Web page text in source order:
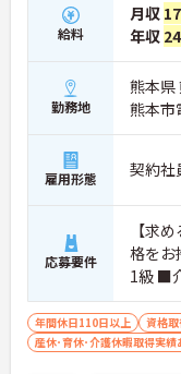
給料
月収
年収
勤務地
熊本県
熊本市
雇用形態 契約社
応募要件
【求
格をお
1級 ■
基礎研修修了者 ■
車限定免許可）
方 歓
年間休日110日以上 資格
産休･育休･介護休暇取得実績